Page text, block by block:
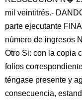
mil veintitrés.-
parte ejecutante
número de ingresos
Otro Si: con la copia
folios
téngase presente y
consecuencia,